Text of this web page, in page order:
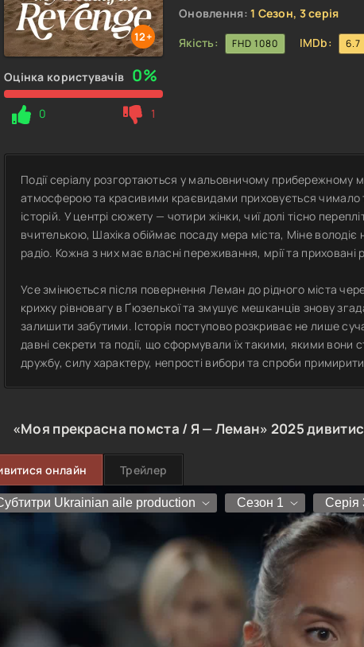
12+
Оцінка користувачів 0%
0 1
Оновлення: 1 Сезон, 3 серія
Якість:
FHD 1080 IMDb: 6.7
Події серіалу розгортаються у мальовничому прибережному
атмосферою та красивими краєвидами приховується чимало
історій. У центрі сюжету — чотири жінки, чиї долі тісно
вчителькою, Шахіка обіймає посаду мера міста, Міне володіє
радіо. Кожна з них має власні переживання, мрії та
Усе змінюється після повернення Леман до рідного міста
крихку рівновагу в Ґюзелької та змушує мешканців знову
залишити забутими. Історія поступово розкриває не лише
давні секрети та події, що сформували їх такими, якими вони
дружбу, силу характеру, непрості вибори та спроби
«Моя прекрасна помста / Я — Леман» 2025
онлайн Трейлер